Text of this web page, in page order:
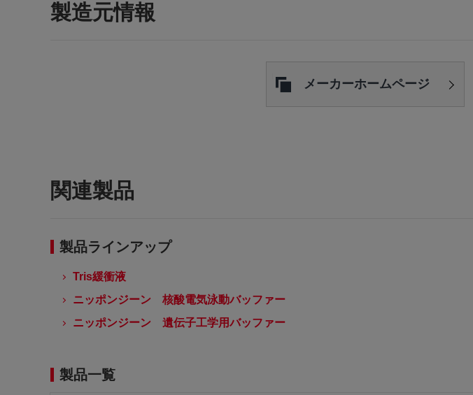
製造元情報
メーカーホームページ
関連製品
製品ラインアップ
Tris緩衝液
ニッポンジーン 核酸電気泳動バッファー
ニッポンジーン 遺伝子工学用バッファー
製品一覧